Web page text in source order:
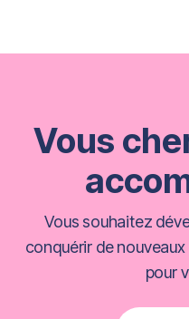
Vous
Vous souhaitez
conquérir de
pour